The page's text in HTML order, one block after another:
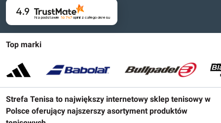
Top marki
Strefa Tenisa to największy internetowy sklep tenisowy w
Polsce oferujący najszerszy asortyment produktów
4.9
Na podstawie 16 747opinii z całego okresu